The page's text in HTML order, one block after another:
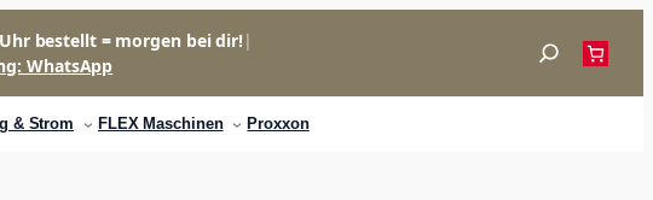
Uhr bestellt = morgen bei dir!|
WhatsApp
Suchen
& Strom FLEX Maschinen Proxxon